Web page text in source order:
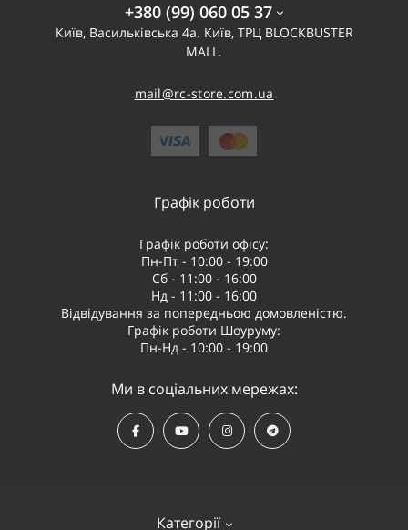
+380 (99) 060 05 37
Київ, Васильківська 4а. Київ, ТРЦ BLOCKBUSTER
MALL.
mail@rc-store.com.ua
Категорії
Графік роботи
Графік роботи офісу:
Пн-Пт - 10:00 - 19:00
Сб - 11:00 - 16:00
Нд - 11:00 - 16:00
Відвідування за попередньою домовленістю.
Графік роботи Шоуруму:
Пн-Нд - 10:00 - 19:00
Ми в соціальних мережах: